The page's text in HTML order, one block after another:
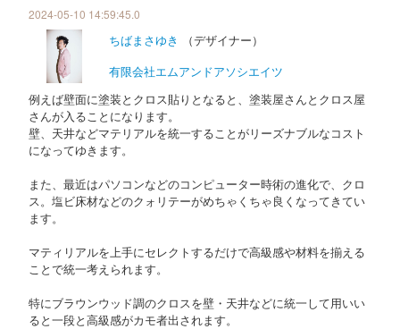
2024-05-10 14:59:45.0
ちばまさゆき
（デザイナー）
有限会社エムアンドアソシエイツ
例えば壁面に塗装とクロス貼りとなると、塗装屋さんとクロス屋
さんが入ることになります。
壁、天井などマテリアルを統一することがリーズナブルなコスト
になってゆきます。
また、最近はパソコンなどのコンピューター時術の進化で、クロ
ス。塩ビ床材などのクォリテーがめちゃくちゃ良くなってきてい
ます。
マティリアルを上手にセレクトするだけで高級感や材料を揃える
ことで統一考えられます。
特にブラウンウッド調のクロスを壁・天井などに統一して用いい
ると一段と高級感がカモ者出されます。